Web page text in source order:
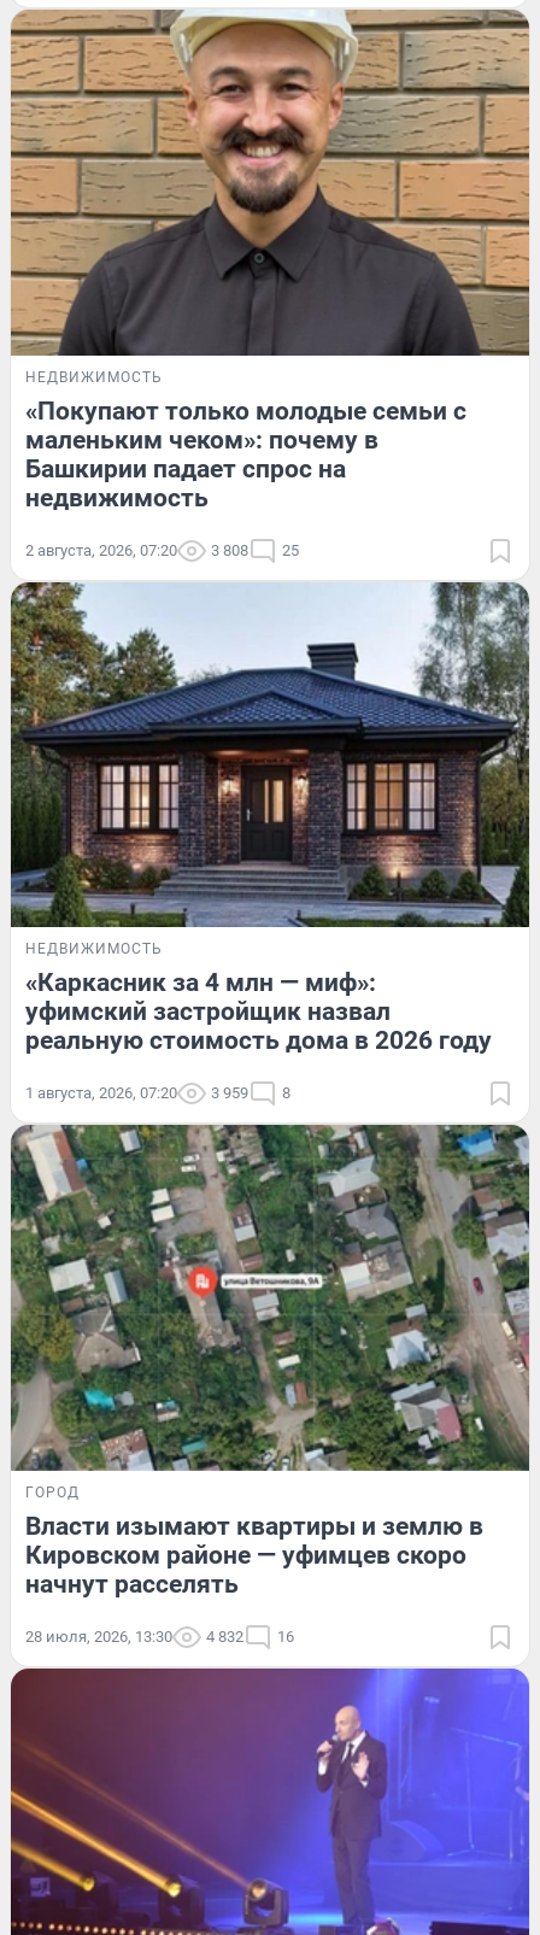
НЕДВИЖИМОСТЬ
«Покупают только молодые семьи с
маленьким чеком»: почему в
Башкирии падает спрос на
недвижимость
2 августа, 2026, 07:20 3 808 25
НЕДВИЖИМОСТЬ
«Каркасник за 4 млн — миф»:
уфимский застройщик назвал
реальную стоимость дома в 2026 году
1 августа, 2026, 07:20 3 959 8
ГОРОД
Власти изымают квартиры и землю в
Кировском районе — уфимцев скоро
начнут расселять
28 июля, 2026, 13:30 4 832 16